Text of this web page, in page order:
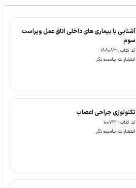
آشنایی با بیماری های داخلی اتاق عمل ویراست
سوم
کد کتاب : 188083
انتشارات جامعه نگر
تکنولوژی جراحی اعصاب
کد کتاب : 100722
انتشارات جامعه نگر